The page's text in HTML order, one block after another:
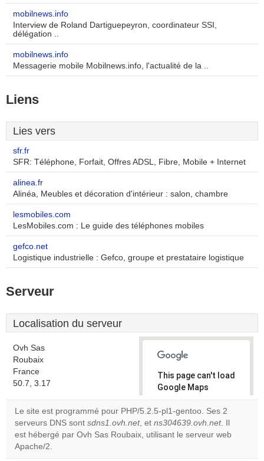
mobilnews.info
Interview de Roland Dartiguepeyron, coordinateur SSI,
délégation ..
mobilnews.info
Messagerie mobile Mobilnews.info, l'actualité de la ..
Liens
Lies vers
sfr.fr
SFR: Téléphone, Forfait, Offres ADSL, Fibre, Mobile + Internet
alinea.fr
Alinéa, Meubles et décoration d'intérieur : salon, chambre
lesmobiles.com
LesMobiles.com : Le guide des téléphones mobiles
gefco.net
Logistique industrielle : Gefco, groupe et prestataire logistique
Serveur
Localisation du serveur
Ovh Sas
Roubaix
France
50.7, 3.17
This page can't load
Google Maps
correctly.
Do you
own this
OK
Le site est programmé pour PHP/5.2.5-pl1-gentoo. Ses 2
serveurs DNS sont sdns1.ovh.net, et ns304639.ovh.net. Il
est hébergé par Ovh Sas Roubaix, utilisant le serveur web
Apache/2.